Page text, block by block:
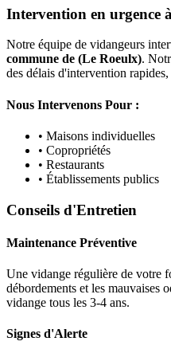
Intervention en urgence
Notre équipe de vidangeurs
commune de (Le Roeulx).
des délais d'intervention
Nous Intervenons Pour :
• Maisons individuelles
• Copropriétés
• Restaurants
• Établissements publics
Conseils d'Entretien
Maintenance Préventive
Une vidange régulière de votre
débordements et les mauvaises
vidange tous les 3-4 ans.
Signes d'Alerte